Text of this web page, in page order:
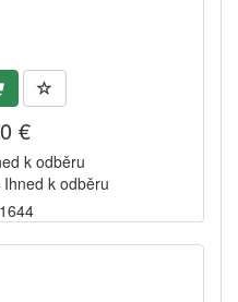
€
k odběru
k odběru